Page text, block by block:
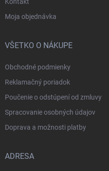
Moja objednávka
VŠETKO O NÁKUPE
Obchodné podmienky
Reklamačný poriadok
Poučenie o odstúpení od zmluvy
Spracovanie osobných údajov
Doprava a možnosti platby
ADRESA